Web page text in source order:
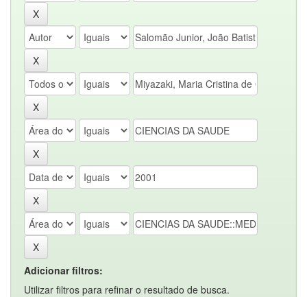
Adicionar filtros:
Utilizar filtros para refinar o resultado de busca.